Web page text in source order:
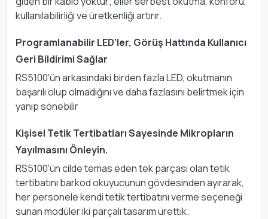
kullanılabilirliği ve üretkenliği artırır.
Programlanabilir LED'ler, Görüş Hattında Kullanıcı
Geri Bildirimi Sağlar
RS5100'ün arkasındaki birden fazla LED, okutmanın
başarılı olup olmadığını ve daha fazlasını belirtmek için
yanıp sönebilir
Kişisel Tetik Tertibatları Sayesinde Mikropların
Yayılmasını Önleyin.
RS5100'ün cilde temas eden tek parçası olan tetik
tertibatını barkod okuyucunun gövdesinden ayırarak,
her personele kendi tetik tertibatını verme seçeneği
sunan modüler iki parçalı tasarım ürettik.